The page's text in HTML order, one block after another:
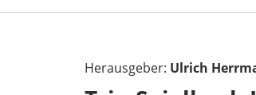
Herausgeber: Ulrich